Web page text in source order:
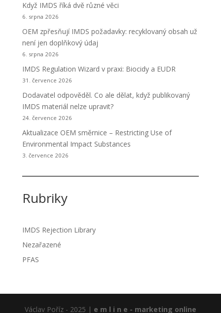
Když IMDS říká dvě různé věci
6. srpna 2026
OEM zpřesňují IMDS požadavky: recyklovaný obsah už
není jen doplňkový údaj
6. srpna 2026
IMDS Regulation Wizard v praxi: Biocidy a EUDR
31. července 2026
Dodavatel odpověděl. Co ale dělat, když publikovaný
IMDS materiál nelze upravit?
24. července 2026
Aktualizace OEM směrnice – Restricting Use of
Environmental Impact Substances
3. července 2026
Rubriky
IMDS Rejection Library
Nezařazené
PFAS
Václav Poříz - 2025 | e m l i n e - marketing online